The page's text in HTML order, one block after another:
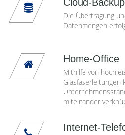
Cloud-
Die Übertragung
Datenmengen
Home-Office
Mithilfe von
Glasfaserleitungen
miteinander
Internet-